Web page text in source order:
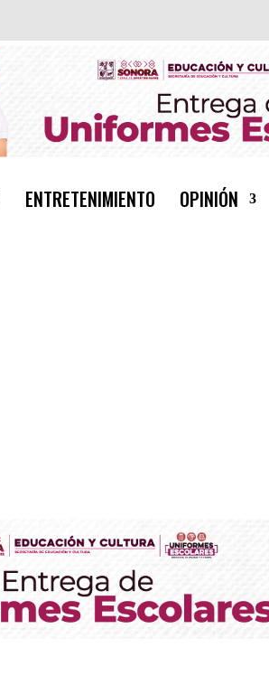
ENTRETENIMIENTO OPINIÓN